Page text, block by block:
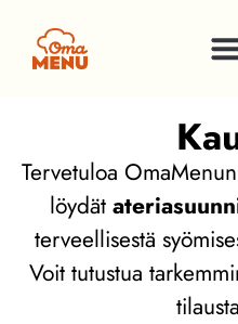
Tervetuloa
löydät
terveellisestä
Voit tutustua
tilausta